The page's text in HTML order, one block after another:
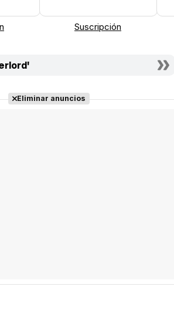
Suscripción
Eliminar anuncios